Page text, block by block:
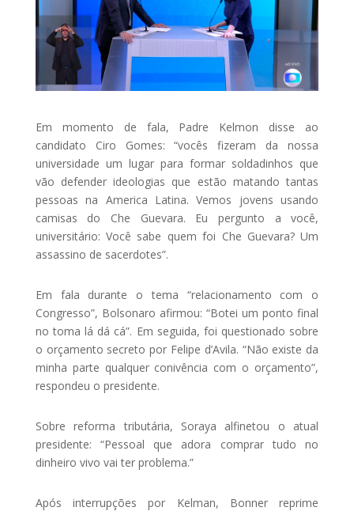
Em momento de fala, Padre Kelmon disse ao
candidato Ciro Gomes: “vocês fizeram da nossa
universidade um lugar para formar soldadinhos que
vão defender ideologias que estão matando tantas
pessoas na America Latina. Vemos jovens usando
camisas do Che Guevara. Eu pergunto a você,
universitário: Você sabe quem foi Che Guevara? Um
assassino de sacerdotes”.
Em fala durante o tema “relacionamento com o
Congresso”, Bolsonaro afirmou: “Botei um ponto final
no toma lá dá cá”. Em seguida, foi questionado sobre
o orçamento secreto por Felipe d’Avila. “Não existe da
minha parte qualquer conivência com o orçamento”,
respondeu o presidente.
Sobre reforma tributária, Soraya alfinetou o atual
presidente: “Pessoal que adora comprar tudo no
dinheiro vivo vai ter problema.”
Após interrupções por Kelman, Bonner reprime